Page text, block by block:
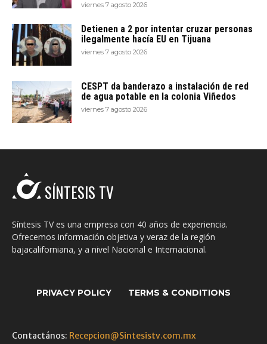
viernes 7 agosto 2026
Detienen a 2 por intentar cruzar personas
ilegalmente hacía EU en Tijuana
viernes 7 agosto 2026
CESPT da banderazo a instalación de red
de agua potable en la colonia Viñedos
viernes 7 agosto 2026
SÍNTESIS TV
Síntesis TV es una empresa con 40 años de experiencia.
Ofrecemos información objetiva y veraz de la región
bajacaliforniana, y a nivel Nacional e Internacional.
PRIVACY POLICY TERMS & CONDITIONS
Contactános: Recepcion@Sintesistv.com.mx